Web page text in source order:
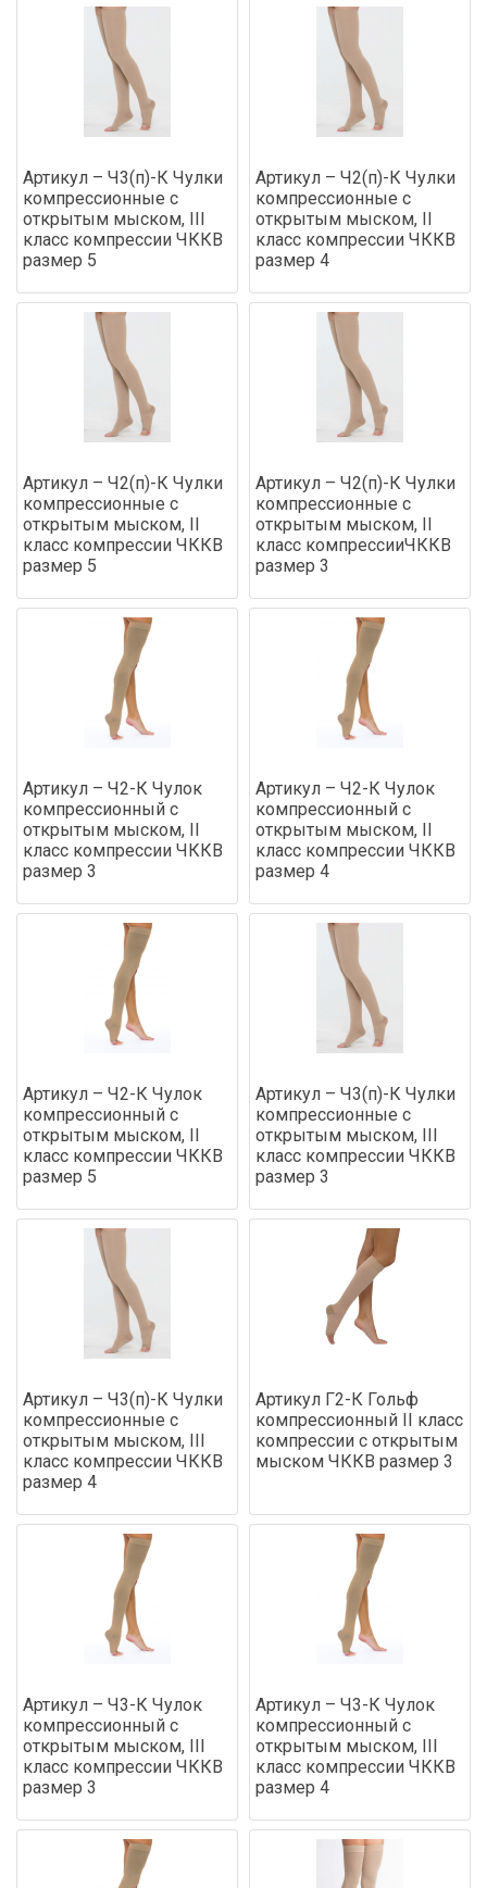
Артикул – Ч3(п)-К Чулки
компрессионные с
открытым мыском, III
класс компрессии ЧККВ
размер 5
Артикул – Ч2(п)-К Чулки
компрессионные с
открытым мыском, II
класс компрессии ЧККВ
размер 4
Артикул – Ч2(п)-К Чулки
компрессионные с
открытым мыском, II
класс компрессии ЧККВ
размер 5
Артикул – Ч2(п)-К Чулки
компрессионные с
открытым мыском, II
класс компрессииЧККВ
размер 3
Артикул – Ч2-К Чулок
компрессионный с
открытым мыском, II
класс компрессии ЧККВ
размер 3
Артикул – Ч2-К Чулок
компрессионный с
открытым мыском, II
класс компрессии ЧККВ
размер 4
Артикул – Ч2-К Чулок
компрессионный с
открытым мыском, II
класс компрессии ЧККВ
размер 5
Артикул – Ч3(п)-К Чулки
компрессионные с
открытым мыском, III
класс компрессии ЧККВ
размер 3
Артикул – Ч3(п)-К Чулки
компрессионные с
открытым мыском, III
класс компрессии ЧККВ
размер 4
Артикул Г2-К Гольф
компрессионный II класс
компрессии с открытым
мыском ЧККВ размер 3
Артикул – Ч3-К Чулок
компрессионный с
открытым мыском, III
класс компрессии ЧККВ
размер 3
Артикул – Ч3-К Чулок
компрессионный с
открытым мыском, III
класс компрессии ЧККВ
размер 4